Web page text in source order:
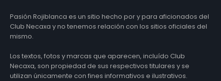
Pasión Rojiblanca es un sitio hecho por y para aficionados del
Club Necaxa y no tenemos relación con los sitios oficiales del
mismo.
Los textos, fotos y marcas que aparecen, incluído Club
Necaxa, son propiedad de sus respectivos titulares y se
utilizan únicamente con fines informativos e ilustrativos.